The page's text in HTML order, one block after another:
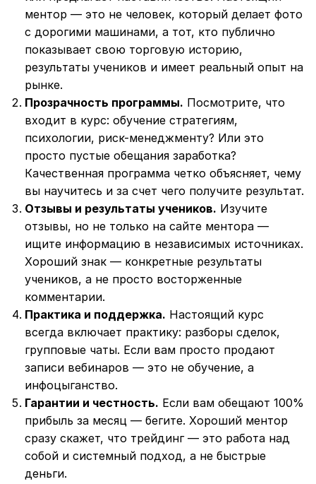
ментор — это не человек, который делает фото
с дорогими машинами, а тот, кто публично
показывает свою торговую историю,
результаты учеников и имеет реальный опыт на
рынке.
Прозрачность программы. Посмотрите, что
входит в курс: обучение стратегиям,
психологии, риск-менеджменту? Или это
просто пустые обещания заработка?
Качественная программа четко объясняет, чему
вы научитесь и за счет чего получите результат.
Отзывы и результаты учеников. Изучите
отзывы, но не только на сайте ментора —
ищите информацию в независимых источниках.
Хороший знак — конкретные результаты
учеников, а не просто восторженные
комментарии.
Практика и поддержка. Настоящий курс
всегда включает практику: разборы сделок,
групповые чаты. Если вам просто продают
записи вебинаров — это не обучение, а
инфоцыганство.
Гарантии и честность. Если вам обещают 100%
прибыль за месяц — бегите. Хороший ментор
сразу скажет, что трейдинг — это работа над
собой и системный подход, а не быстрые
деньги.